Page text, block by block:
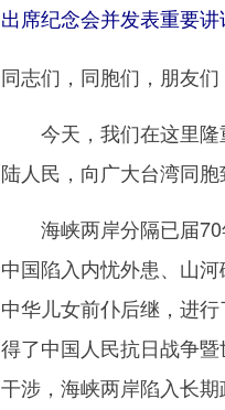
出席纪念会并发表重要
同志们，同胞们，朋友们
今天，我们在这里隆
陆人民，向广大台湾同
海峡两岸分隔已届70
中国陷入内忧外患、山
中华儿女前仆后继，进
得了中国人民抗日战争
干涉，海峡两岸陷入长期